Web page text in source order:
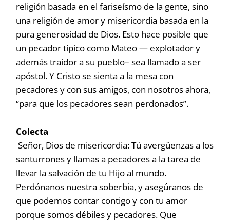
religión basada en el fariseísmo de la gente, sino
una religión de amor y misericordia basada en la
pura generosidad de Dios. Esto hace posible que
un pecador típico como Mateo — explotador y
además traidor a su pueblo– sea llamado a ser
apóstol. Y Cristo se sienta a la mesa con
pecadores y con sus amigos, con nosotros ahora,
“para que los pecadores sean perdonados”.
Colecta
Señor, Dios de misericordia: Tú avergüenzas a los
santurrones y llamas a pecadores a la tarea de
llevar la salvación de tu Hijo al mundo.
Perdónanos nuestra soberbia, y asegúranos de
que podemos contar contigo y con tu amor
porque somos débiles y pecadores. Que